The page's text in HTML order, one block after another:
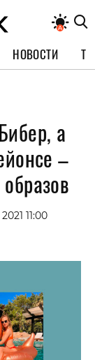
НОВОСТИ
а
–
11:00